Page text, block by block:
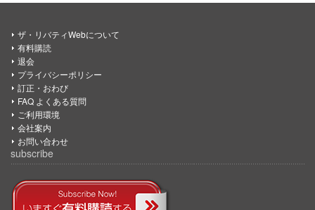
ザ・リバティWebについて
有料購読
退会
プライバシーポリシー
訂正・おわび
FAQ よくある質問
ご利用環境
会社案内
お問い合わせ
subscribe